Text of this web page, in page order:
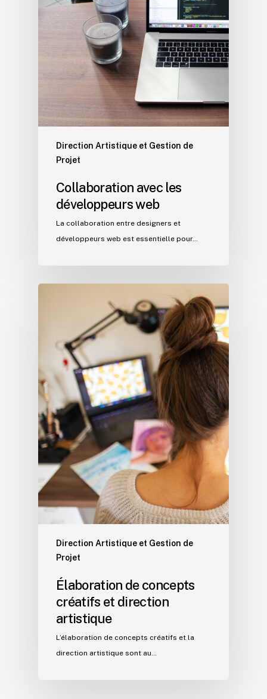
Direction Artistique et Gestion de
Projet
Collaboration avec les
développeurs web
La collaboration entre designers et
développeurs web est essentielle pour…
Direction Artistique et Gestion de
Projet
Élaboration de concepts
créatifs et direction
artistique
L’élaboration de concepts créatifs et la
direction artistique sont au…